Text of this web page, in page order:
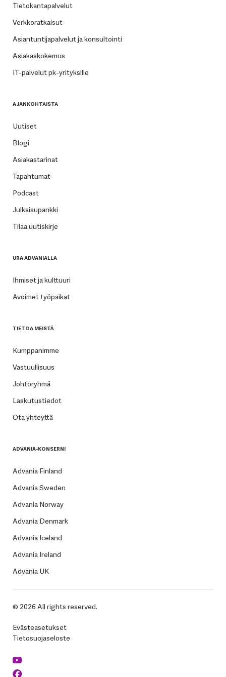
Tietokantapalvelut
Verkkoratkaisut
Asiantuntijapalvelut ja konsultointi
Asiakaskokemus
IT-palvelut pk-yrityksille
AJANKOHTAISTA
Uutiset
Blogi
Asiakastarinat
Tapahtumat
Podcast
Julkaisupankki
Tilaa uutiskirje
URA ADVANIALLA
Ihmiset ja kulttuuri
Avoimet työpaikat
TIETOA MEISTÄ
Kumppanimme
Vastuullisuus
Johtoryhmä
Laskutustiedot
Ota yhteyttä
ADVANIA-KONSERNI
Advania Finland
Advania Sweden
Advania Norway
Advania Denmark
Advania Iceland
Advania Ireland
Advania UK
© 2026 All rights reserved.
Evästeasetukset
Tietosuojaseloste